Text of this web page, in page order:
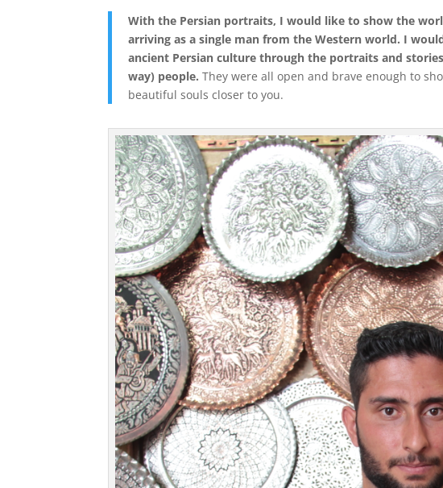
With the Persian portraits, I would like to show the
arriving as a single man from the Western world. I
ancient Persian culture through the portraits and
way) people. They were all open and brave enough to
beautiful souls closer to you.